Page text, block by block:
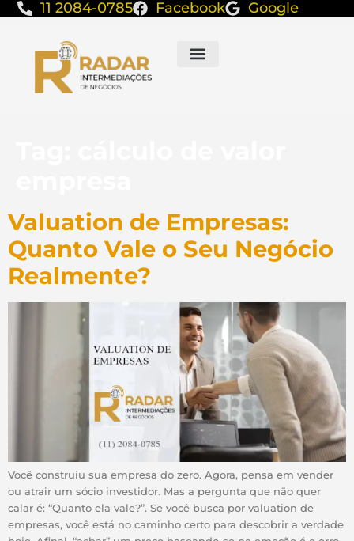
11 2084-0785 Facebook Google
Valuation de Empresas:
Quanto Vale o Seu Negócio
Realmente?
Você construiu sua empresa do zero. Agora, pensa em vender
ou atrair um sócio investidor. Mas a pergunta que não quer
calar é: “Quanto ela vale?”. Se você busca por valuation de
empresas, você está no caminho certo para descobrir a verdade